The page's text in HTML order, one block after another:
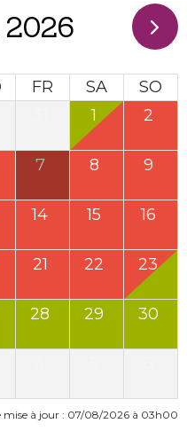
FR SA
SO
1 2
7 8 9
14 15 16
21 22 23
28 29 30
mise à jour : 07/08/2026 à 03h00